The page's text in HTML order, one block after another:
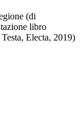
(di
libro
Electa, 2019)